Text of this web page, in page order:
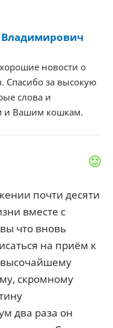
Владимирович
новости о
Спасибо за высокую
слова и
и Вашим кошкам.
почти десяти
вместе с
что вновь
на приём к
скромному
два раза он